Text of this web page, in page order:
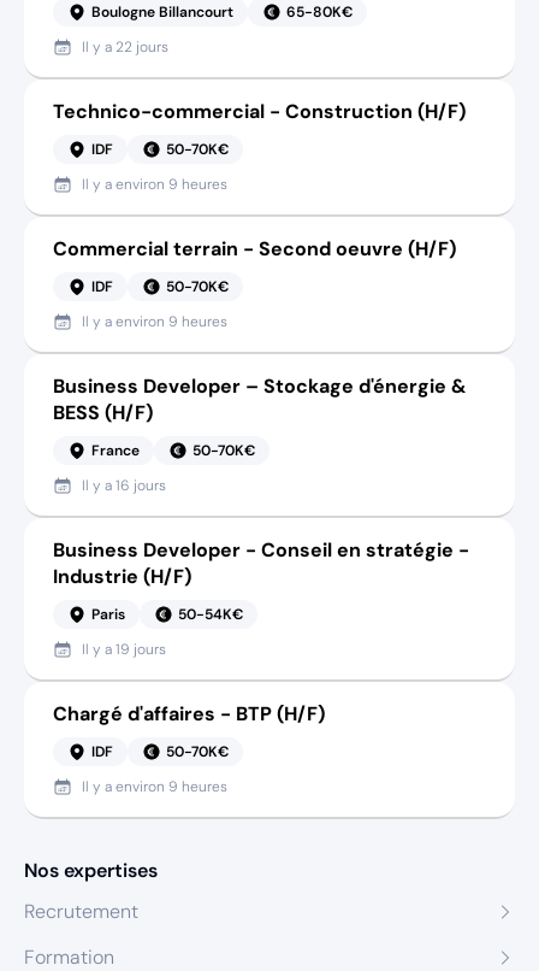
Boulogne Billancourt
65-80K€
Il y a 22 jours
Technico-commercial - Construction (H/F)
IDF
50-70K€
Il y aenviron 9 heures
Commercial terrain - Second oeuvre (H/F)
IDF
50-70K€
Il y aenviron 9 heures
Business Developer – Stockage d'énergie &
BESS (H/F)
France
50-70K€
Il y a16 jours
Business Developer - Conseil en stratégie -
Industrie (H/F)
Paris
50-54K€
Il y a19 jours
Chargé d'affaires - BTP (H/F)
IDF
50-70K€
Il y aenviron 9 heures
Nos expertises
Recrutement
Formation